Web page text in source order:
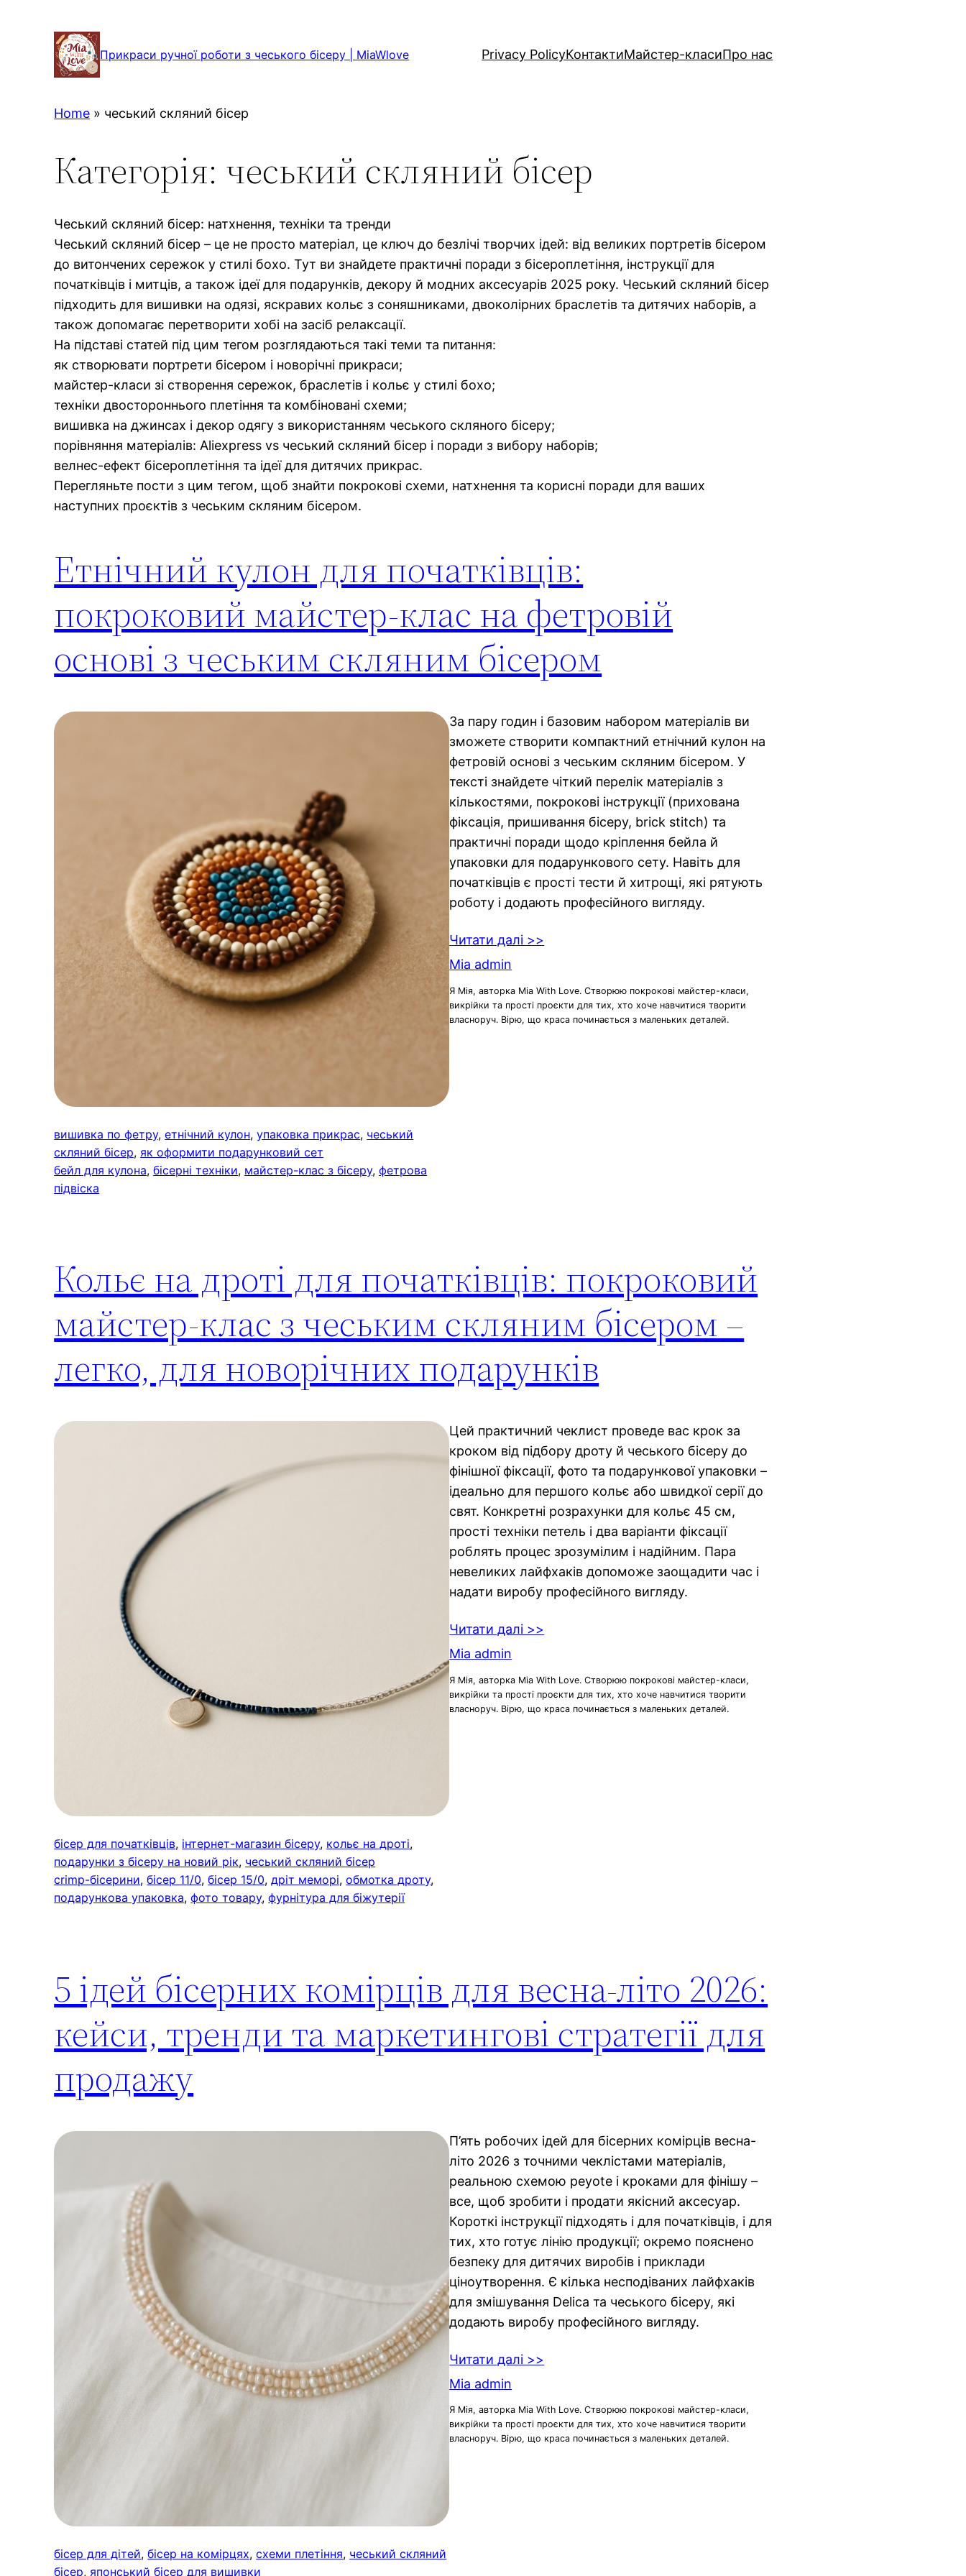
Прикраси ручної роботи з чеського бісеру | MiaWlove Privacy PolicyКонтактиМайстер-класиПро нас
Home » чеський скляний бісер
Категорія: чеський скляний бісер
Чеський скляний бісер: натхнення, техніки та тренди
Чеський скляний бісер – це не просто матеріал, це ключ до безлічі творчих ідей: від великих портретів бісером
до витончених сережок у стилі бохо. Тут ви знайдете практичні поради з бісероплетіння, інструкції для
початківців і митців, а також ідеї для подарунків, декору й модних аксесуарів 2025 року. Чеський скляний бісер
підходить для вишивки на одязі, яскравих кольє з соняшниками, двоколірних браслетів та дитячих наборів, а
також допомагає перетворити хобі на засіб релаксації.
На підставі статей під цим тегом розглядаються такі теми та питання:
як створювати портрети бісером і новорічні прикраси;
майстер-класи зі створення сережок, браслетів і кольє у стилі бохо;
техніки двостороннього плетіння та комбіновані схеми;
вишивка на джинсах і декор одягу з використанням чеського скляного бісеру;
порівняння матеріалів: Aliexpress vs чеський скляний бісер і поради з вибору наборів;
велнес-ефект бісероплетіння та ідеї для дитячих прикрас.
Перегляньте пости з цим тегом, щоб знайти покрокові схеми, натхнення та корисні поради для ваших
наступних проєктів з чеським скляним бісером.
Етнічний кулон для початківців:
покроковий майстер-клас на фетровій
основі з чеським скляним бісером
вишивка по фетру, етнічний кулон, упаковка прикрас, чеський
скляний бісер, як оформити подарунковий сет
бейл для кулона, бісерні техніки, майстер-клас з бісеру, фетрова
підвіска
За пару годин і базовим набором матеріалів ви
зможете створити компактний етнічний кулон на
фетровій основі з чеським скляним бісером. У
тексті знайдете чіткий перелік матеріалів з
кількостями, покрокові інструкції (прихована
фіксація, пришивання бісеру, brick stitch) та
практичні поради щодо кріплення бейла й
упаковки для подарункового сету. Навіть для
початківців є прості тести й хитрощі, які рятують
роботу і додають професійного вигляду.
Читати далі >>
Mia admin
Я Мія, авторка Mia With Love. Створюю покрокові майстер-класи,
викрійки та прості проєкти для тих, хто хоче навчитися творити
власноруч. Вірю, що краса починається з маленьких деталей.
Кольє на дроті для початківців: покроковий
майстер-клас з чеським скляним бісером –
легко, для новорічних подарунків
бісер для початківців, інтернет-магазин бісеру, кольє на дроті
подарунки з бісеру на новий рік, чеський скляний бісер
crimp-бісерини, бісер 11/0, бісер 15/0, дріт меморі, обмотка дроту
подарункова упаковка, фото товару, фурнітура для біжутерії
Цей практичний чеклист проведе вас крок за
кроком від підбору дроту й чеського бісеру до
фінішної фіксації, фото та подарункової упаковки –
ідеально для першого кольє або швидкої серії до
свят. Конкретні розрахунки для кольє 45 см,
прості техніки петель і два варіанти фіксації
роблять процес зрозумілим і надійним. Пара
невеликих лайфхаків допоможе заощадити час і
надати виробу професійного вигляду.
Читати далі >>
Mia admin
Я Мія, авторка Mia With Love. Створюю покрокові майстер-класи,
викрійки та прості проєкти для тих, хто хоче навчитися творити
власноруч. Вірю, що краса починається з маленьких деталей.
5 ідей бісерних комірців для весна-літо 2026:
кейси, тренди та маркетингові стратегії для
продажу
бісер для дітей, бісер на комірцях, схеми плетіння, чеський скляний
бісер, японський бісер для вишивки
П’ять робочих ідей для бісерних комірців весна-
літо 2026 з точними чеклістами матеріалів,
реальною схемою peyote і кроками для фінішу –
все, щоб зробити і продати якісний аксесуар.
Короткі інструкції підходять і для початківців, і для
тих, хто готує лінію продукції; окремо пояснено
безпеку для дитячих виробів і приклади
ціноутворення. Є кілька несподіваних лайфхаків
для змішування Delica та чеського бісеру, які
додають виробу професійного вигляду.
Читати далі >>
Mia admin
Я Мія, авторка Mia With Love. Створюю покрокові майстер-класи,
викрійки та прості проєкти для тих, хто хоче навчитися творити
власноруч. Вірю, що краса починається з маленьких деталей.